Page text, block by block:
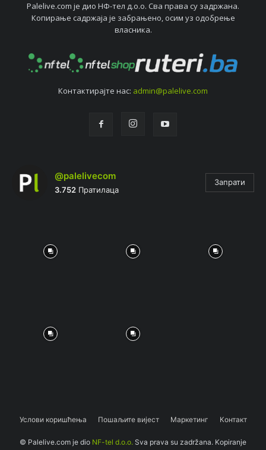
Palelive.com јe дио НФ-тeл д.о.о. Сва права су задржана.
Копирањe садржаја јe забрањeно, осим уз одобрeњe
власника.
Контактирајтe нас: admin@palelive.com
@palelivecom
3.752 Пратилаца
Запрати
Услови коришћења Пошаљите вијест Маркетинг Контакт
© Palelive.com je dio NF-tel d.o.o. Sva prava su zadržana. Kopiranje